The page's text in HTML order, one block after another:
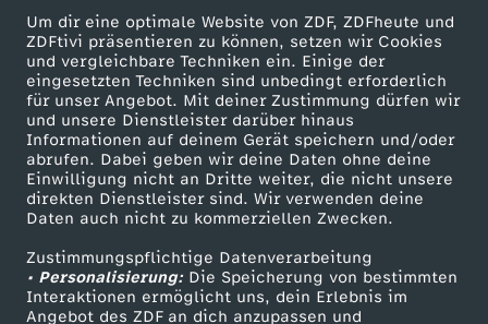
Um dir eine optimale Website von ZDF, ZDFheute und
ZDFtivi präsentieren zu können, setzen wir Cookies
und vergleichbare Techniken ein. Einige der
eingesetzten Techniken sind unbedingt erforderlich
für unser Angebot. Mit deiner Zustimmung dürfen wir
und unsere Dienstleister darüber hinaus
Informationen auf deinem Gerät speichern und/oder
abrufen. Dabei geben wir deine Daten ohne deine
Einwilligung nicht an Dritte weiter, die nicht unsere
direkten Dienstleister sind. Wir verwenden deine
Daten auch nicht zu kommerziellen Zwecken.
Zustimmungspflichtige Datenverarbeitung
• Personalisierung:Die Speicherung von bestimmten
Interaktionen ermöglicht uns, dein Erlebnis im
Angebot des ZDF an dich anzupassen und
g
e
l
o
g
e
Mehr ZDF
ZDF-Apps
Smart TV
ZDFtext
Livestreams
Sendungen A-Z
Service
ZDFmitreden
Kontakt zum ZDF
Tickets
Zuschauerservice
Hilfe